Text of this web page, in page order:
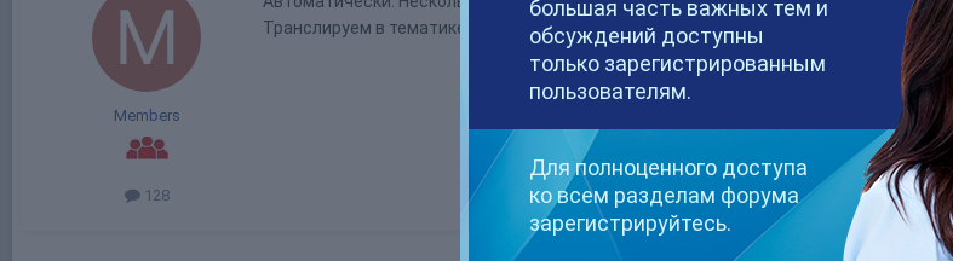
Members
128
Транслируем в тематике shhhh (Это когда парень будто не знает о том, что камера
большая часть важных тем и
обсуждений доступны
только зарегистрированным
пользователям.
Для полноценного доступа
ко всем разделам форума
зарегистрируйтесь.